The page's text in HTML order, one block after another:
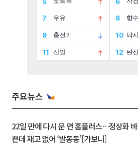
주요뉴스
22일 만에 다시 문 연 홈플러스…정상화 바
쁜데 재고 없어 ‘발동동’[가보니]